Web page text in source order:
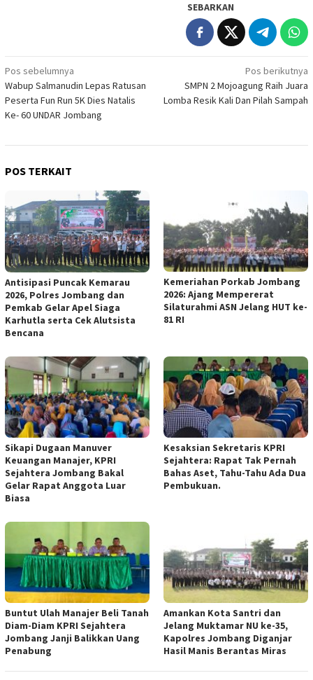
SEBARKAN
Navigasi
pos
Pos sebelumnya
Wabup Salmanudin Lepas Ratusan
Peserta Fun Run 5K Dies Natalis
Ke- 60 UNDAR Jombang
Pos berikutnya
SMPN 2 Mojoagung Raih Juara
Lomba Resik Kali Dan Pilah Sampah
POS TERKAIT
Antisipasi Puncak Kemarau
2026, Polres Jombang dan
Pemkab Gelar Apel Siaga
Karhutla serta Cek Alutsista
Bencana
Kemeriahan Porkab Jombang
2026: Ajang Mempererat
Silaturahmi ASN Jelang HUT ke-
81 RI
Sikapi Dugaan Manuver
Keuangan Manajer, KPRI
Sejahtera Jombang Bakal
Gelar Rapat Anggota Luar
Biasa
Kesaksian Sekretaris KPRI
Sejahtera: Rapat Tak Pernah
Bahas Aset, Tahu-Tahu Ada Dua
Pembukuan.
Buntut Ulah Manajer Beli Tanah
Diam-Diam KPRI Sejahtera
Jombang Janji Balikkan Uang
Penabung
Amankan Kota Santri dan
Jelang Muktamar NU ke-35,
Kapolres Jombang Diganjar
Hasil Manis Berantas Miras